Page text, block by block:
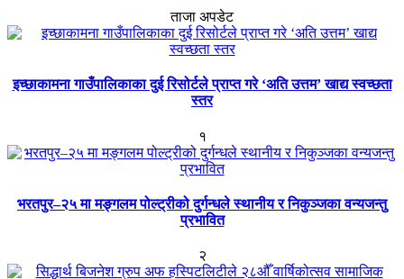
ताजा अपडेट
इच्छाकामना गाउँपालिकाका दुई रिसोर्टले प्राप्त गरे ‘अति उत्तम’ खाद्य स्वच्छता
स्तर
१
भरतपुर–२५ मा मङ्गलम पोल्ट्रीको दुर्गन्धले स्थानीय र निकुञ्जका वन्यजन्तु
प्रभावित
२